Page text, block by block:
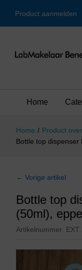
Product aanmelden
Home
Home / Product
Bottle top
← Vorige artikel
Bottle top
(50ml),
Artikelnummer: EXT